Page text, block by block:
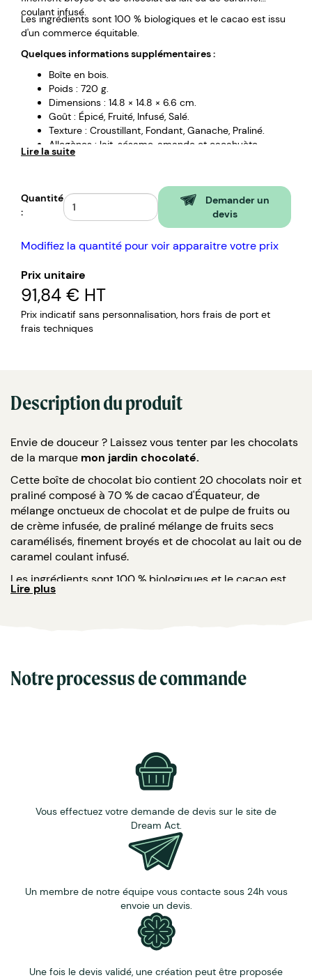
coulant infusé.
Les ingrédients sont 100 % biologiques et le cacao est issu
d'un commerce équitable.
Quelques informations supplémentaires :
Boîte en bois.
Poids : 720 g.
Dimensions : 14.8 × 14.8 × 6.6 cm.
Goût : Épicé, Fruité, Infusé, Salé.
Texture : Croustillant, Fondant, Ganache, Praliné.
Allegènes : lait, sésame, amande et cacahuète.
Limite consommation : 6 semaines.
Lire la suite
Quantité
:
Demander un
devis
Modifiez la quantité pour voir apparaitre votre prix
Prix unitaire
91,84 € HT
Prix indicatif sans personnalisation, hors frais de port et
frais techniques
Description du produit
Envie de douceur ? Laissez vous tenter par les chocolats
de la marque mon jardin chocolaté.
Cette boîte de chocolat bio contient 20 chocolats noir et
praliné composé à 70 % de cacao d'Équateur, de
mélange onctueux de chocolat et de pulpe de fruits ou
de crème infusée, de praliné mélange de fruits secs
caramélisés, finement broyés et de chocolat au lait ou de
caramel coulant infusé.
Les ingrédients sont 100 % biologiques et le cacao est
issu d'un commerce équitable.
Dimensions : 14.8 × 14.8 × 6.6 cm.
Goût : Épicé, Fruité, Infusé, Salé.
Lire plus
Notre processus de commande
Vous effectuez votre demande de devis sur le site de
Dream Act.
Un membre de notre équipe vous contacte sous 24h vous
envoie un devis.
Une fois le devis validé, une création peut être proposée